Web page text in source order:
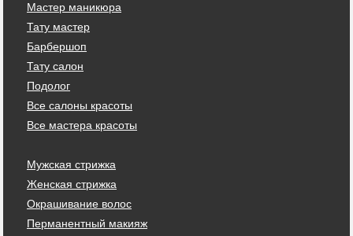
Мастер маникюра
Тату мастер
Барбершоп
Тату салон
Подолог
Все салоны красоты
Все мастера красоты
Мужская стрижка
Женская стрижка
Окрашивание волос
Перманентный макияж